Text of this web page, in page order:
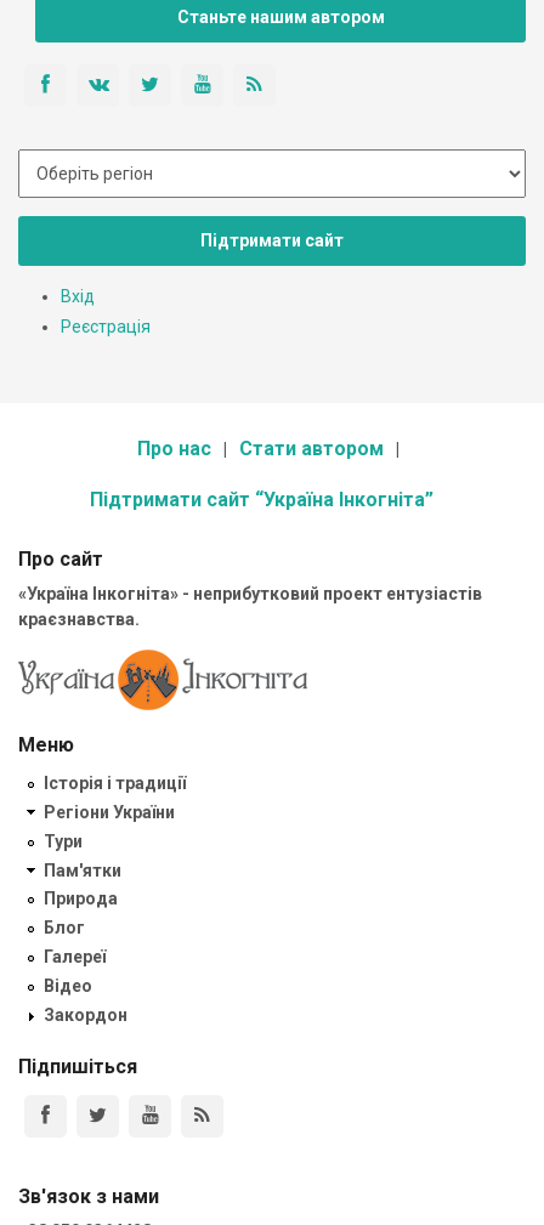
Станьте нашим автором
Підтримати сайт
Вхід
Реєстрація
Про нас Стати автором
Підтримати сайт “Україна Інкогніта”
Про сайт
«Україна Інкогніта» - неприбутковий проект ентузіастів
краєзнавства.
Меню
Історія і традиції
Регіони України
Тури
Пам'ятки
Природа
Блог
Галереї
Відео
Закордон
Підпишіться
Зв'язок з нами